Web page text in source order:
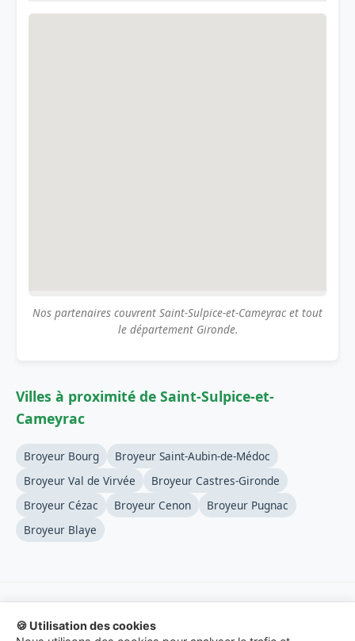
Nos partenaires couvrent Saint-Sulpice-et-Cameyrac et tout
le département Gironde.
Villes à proximité de Saint-Sulpice-et-
Cameyrac
Broyeur Bourg
Broyeur Saint-Aubin-de-Médoc
Broyeur Val de Virvée
Broyeur Castres-Gironde
Broyeur Cézac
Broyeur Cenon
Broyeur Pugnac
Broyeur Blaye
© 2026 Location-Broyeur-Branches.fr - Service de mise en
🍪 Utilisation des cookies